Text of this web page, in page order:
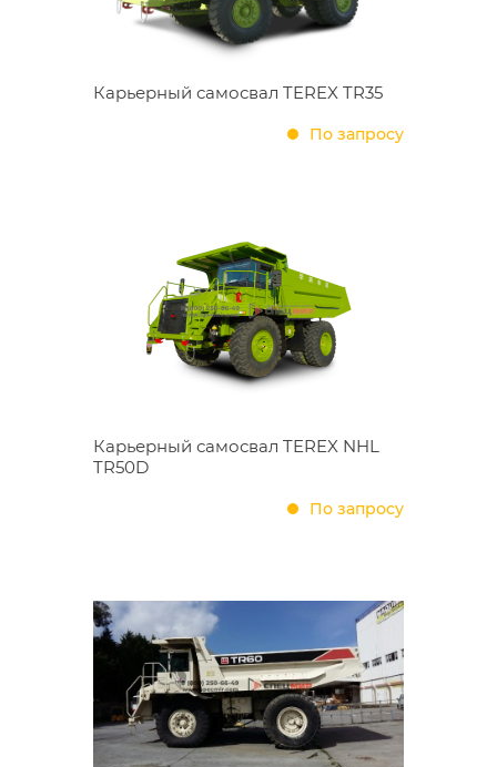
Карьерный самосвал TEREX TR35
По запросу
Карьерный самосвал TEREX NHL
TR50D
По запросу